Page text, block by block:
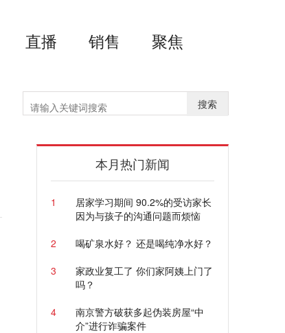
直播 销售 聚焦
搜索
本月热门新闻
1
居家学习期间 90.2%的受访家长
因为与孩子的沟通问题而烦恼
2
喝矿泉水好？ 还是喝纯净水好？
3
家政业复工了 你们家阿姨上门了
吗？
4
南京警方破获多起伪装房屋“中
介”进行诈骗案件